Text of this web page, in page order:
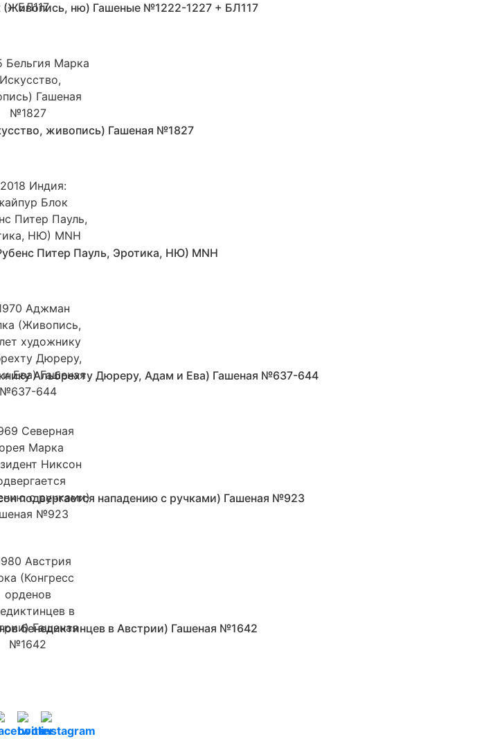
ню) Гашеные №1222-1227 + БЛ117
живопись) Гашеная №1827
Питер Пауль, Эротика, НЮ) MNH
Альбрехту Дюреру, Адам и Ева) Гашеная №637-644
подвергается нападению с ручками) Гашеная №923
бенедиктинцев в Австрии) Гашеная №1642